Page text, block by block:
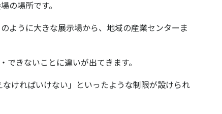
の場所です。
ように大きな展示場から、地域の産業センターま
できないことに違いが出てきます。
ければいけない」といったような制限が設けられ